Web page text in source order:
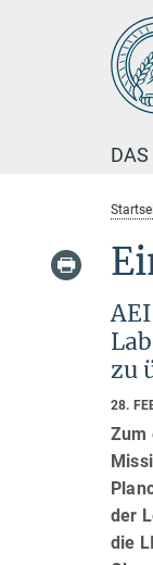
zu
28.
Zum
der
die